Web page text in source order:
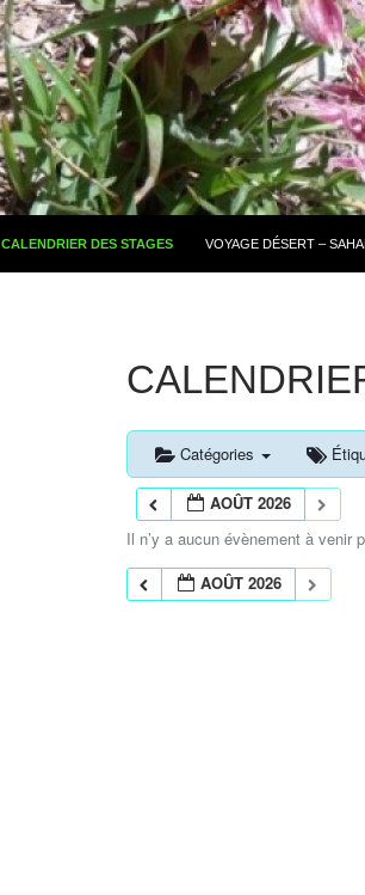
CALENDRIER DES STAGES VOYAGE DÉSERT –
Catégories
AOÛT 2026
Il n’y a aucun évènement à venir
AOÛT 2026